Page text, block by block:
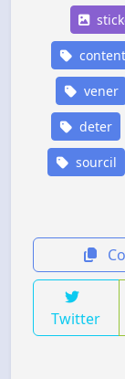
content
vener
deter
sourcil
Twitter